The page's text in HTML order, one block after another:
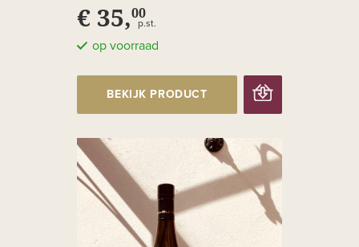
€ 35,00
p.st.
op voorraad
BEKIJK PRODUCT